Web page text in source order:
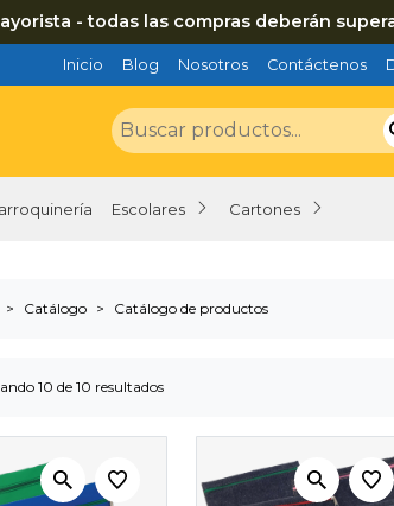
- todas las compras deberán
Inicio Blog Nosotros Contáctenos
Escolares Cartones
Catálogo Catálogo de productos
10 de 10 resultados